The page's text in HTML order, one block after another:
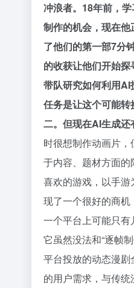
冲浪者。 18年前，
制作的机会，现在他
了他们的第一部7分
的收获让他们开始探
带队研究如何利用
任务是让这个可能转
二。但现在AI生成还
时很想制作动画片
于内容、题材方面
喜欢的游戏，以手
现了一个很好的商
一个平台上可能只有
它虽然没法和“逐帧
平台投放的动态漫
的用户需求，与传